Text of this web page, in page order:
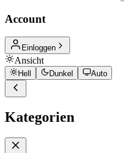
Account
Einloggen
Ansicht
Hell Dunkel Auto
Kategorien